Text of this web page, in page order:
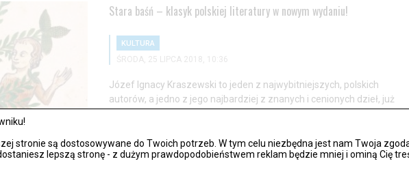
stronie są dostosowywane do Twoich potrzeb. W tym celu niezbędna jest nam Twoja
lepszą stronę - z dużym prawdopodobieństwem reklam będzie mniej i ominą Cię
Stara baśń – klasyk polskiej literatury w nowym wydaniu!
KULTURA
ŚRODA, 25 LIPCA 2018, 10:36
Józef Ignacy Kraszewski to jeden z najwybitniejszych, polskich
autorów, a jedno z jego najbardziej z znanych i cenionych dzieł, już